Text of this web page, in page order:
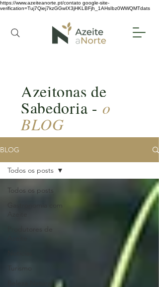
https://www.azeiteanorte.pt/contato google-site-
verification=Tuj7Qiej7kzGGwIX3jHKLBFjh_1AHsIbz0WWQMTdats
Azeitonas de
Sabedoria - o
BLOG
BLOG
Todos os posts
Gastronomia com
Produtores de
Turismo
Todos os posts